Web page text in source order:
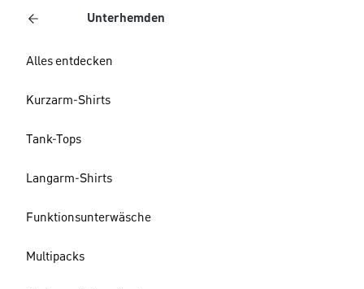
Unterhemden
Alles entdecken
Kurzarm-Shirts
Tank-Tops
Langarm-Shirts
Funktionsunterwäsche
Multipacks